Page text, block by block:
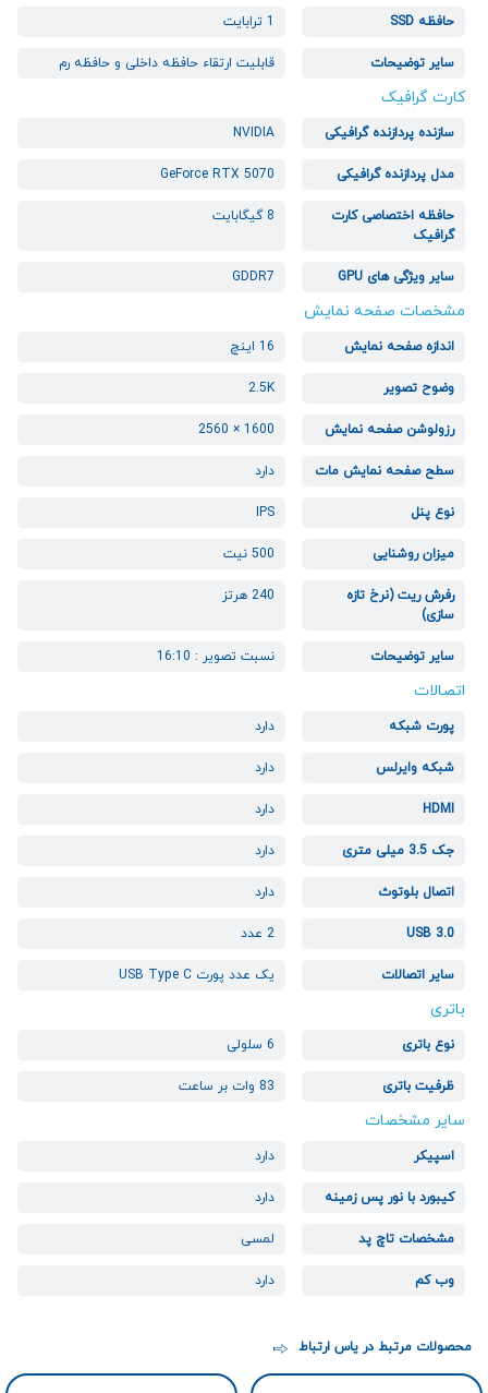
حافظه SSD 1 ترابایت
سایر توضیحات قابلیت ارتقاء حافظه داخلی و حافظه رم
کارت گرافیک
سازنده پردازنده گرافیکی NVIDIA
مدل پردازنده گرافیکی GeForce RTX 5070
حافظه اختصاصی کارت
گرافیک
8 گیگابایت
سایر ویژگی های GPU GDDR7
مشخصات صفحه نمایش
اندازه صفحه نمایش 16 اینچ
وضوح تصویر 2.5K
رزولوشن صفحه نمایش 1600 × 2560
سطح صفحه نمایش مات دارد
نوع پنل IPS
میزان روشنایی 500 نیت
رفرش ریت (نرخ تازه
سازی)
240 هرتز
سایر توضیحات نسبت تصویر : 16:10
اتصالات
پورت شبکه دارد
شبکه وایرلس دارد
HDMI دارد
جک 3.5 میلی متری دارد
اتصال بلوتوث دارد
USB 3.0 2 عدد
سایر اتصالات یک عدد پورت USB Type C
باتری
نوع باتری 6 سلولی
ظرفیت باتری 83 وات بر ساعت
سایر مشخصات
اسپیکر دارد
کیبورد با نور پس زمینه دارد
مشخصات تاچ پد لمسی
وب کم دارد
محصولات مرتبط در یاس ارتباط